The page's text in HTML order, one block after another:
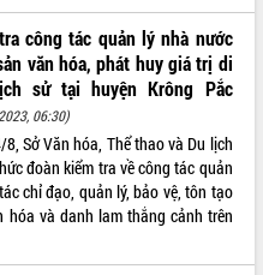
công tác quản lý nhà nước
văn hóa, phát huy giá trị di
sử tại huyện Krông Pắc
06:30)
8, Sở Văn hóa, Thể thao và Du lịch
đoàn kiểm tra về công tác quản
chỉ đạo, quản lý, bảo vệ, tôn tạo
và danh lam thắng cảnh trên